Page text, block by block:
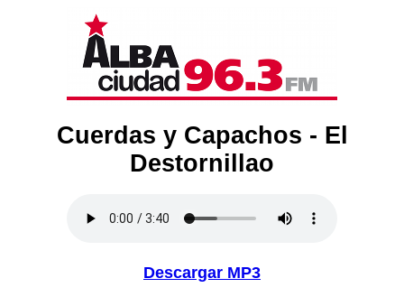
Cuerdas y Capachos - El
Destornillao
Descargar MP3